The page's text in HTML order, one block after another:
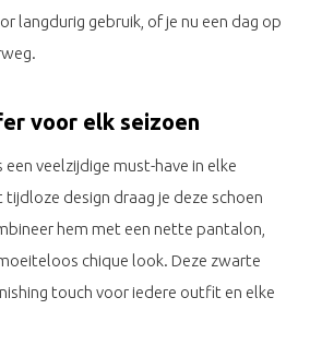
langdurig gebruik, of je nu een dag op
voor elk seizoen
een veelzijdige must-have in elke
tijdloze design draag je deze schoen
hem met een nette pantalon,
chique look. Deze zwarte
touch voor iedere outfit en elke